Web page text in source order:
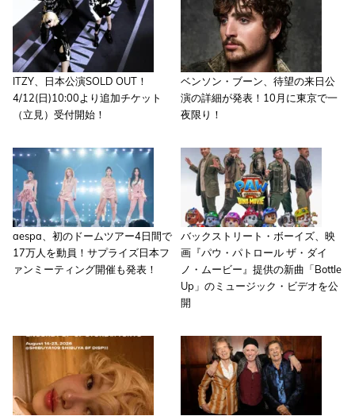
ITZY、日本公演SOLD OUT！
4/12(日)10:00より追加チケット
（立見）受付開始！
ベンソン・ブーン、待望の来日公
演の詳細が発表！10月に東京で一
夜限り！
aespa、初のドームツアー4日間で
17万人を動員！サプライズ日本フ
ァンミーティング開催も発表！
バックストリート・ボーイズ、映
画『パウ・パトロール ザ・ダイ
ノ・ムービー』提供の新曲「Bottle
Up」のミュージック・ビデオを公
開